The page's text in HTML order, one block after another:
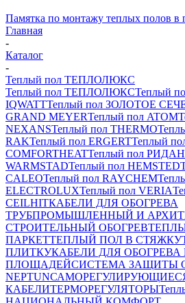
Памятка по монтажу теплых полов в
Главная
-
Каталог
-
Теплый пол ТЕПЛОЛЮКС
Теплый пол ТЕПЛОЛЮКСТеплый
IQWATTТеплый пол ЗОЛОТОЕ
GRAND MEYERТеплый пол ATOM
NEXANSТеплый пол THERMO
RAKТеплый пол ERGERTТеплый
COMFORTHEATТеплый пол РИДАН
WARMSTADТеплый пол
CALEOТеплый пол RAYCHEM
ELECTROLUXТеплый пол VERIA
CEILHITКАБЕЛИ ДЛЯ ОБОГРЕВА
ТРУБПРОМЫШЛЕННЫЙ И
СТРОИТЕЛЬНЫЙ ОБОГРЕВ
ПАРКЕТТЕПЛЫЙ ПОЛ В СТЯЖКУ
ПЛИТКУКАБЕЛИ ДЛЯ
ПЛОЩАДЕЙСИСТЕМА ЗАЩИТЫ
NEPTUN
КАБЕЛИТЕРМОРЕГУЛЯТОРЫ